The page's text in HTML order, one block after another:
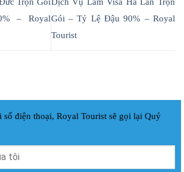
– RoyalGói – Tỷ Lệ Đậu 90% – Royal
Tourist
điện thoại, Royal Tourist sẽ gọi lại Quý